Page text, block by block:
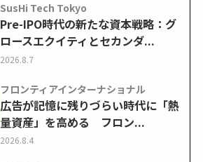
SusHi Tech Tokyo
Pre-IPO時代の新たな資本戦略：グ
ロースエクイティとセカンダ...
2026.8.7
フロンティアインターナショナル
広告が記憶に残りづらい時代に「熱
量資産」を高める フロン...
2026.8.4